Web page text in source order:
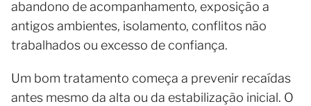
abandono de acompanhamento, exposição a
antigos ambientes, isolamento, conflitos não
trabalhados ou excesso de confiança.
Um bom tratamento começa a prevenir recaídas
antes mesmo da alta ou da estabilização inicial. O